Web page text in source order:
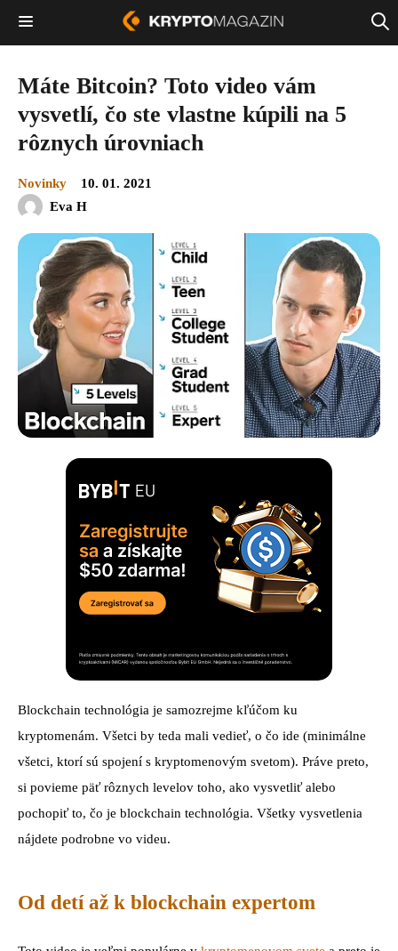
Máte Bitcoin? Toto video vám
vysvetlí, čo ste vlastne kúpili na 5
rôznych úrovniach
Novinky
10. 01. 2021
Eva H
Blockchain technológia je samozrejme kľúčom ku
kryptomenám. Všetci by teda mali vedieť, o čo ide (minimálne
všetci, ktorí sú spojení s kryptomenovým svetom). Práve preto,
si povieme päť rôznych levelov toho, ako vysvetliť alebo
pochopiť to, čo je blockchain technológia. Všetky vysvetlenia
nájdete podrobne vo videu.
Od detí až k blockchain expertom